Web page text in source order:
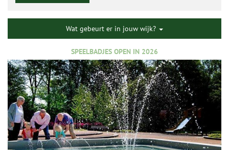
Wat gebeurt er in jouw wijk?
SPEELBADJES OPEN IN 2026